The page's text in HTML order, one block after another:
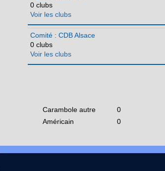
0 clubs
Voir les clubs
Comité : CDB Alsace
0 clubs
Voir les clubs
Carambole autre
0
Américain 0